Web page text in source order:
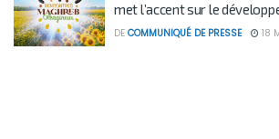
met l’accent sur le
DE COMMUNIQUÉ DE PRESSE 18